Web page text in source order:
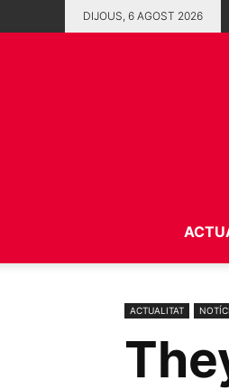
DIJOUS, 6 AGOST 2026
ACTUALITAT